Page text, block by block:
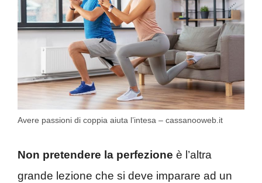
Avere passioni di coppia aiuta l’intesa – cassanooweb.it
Non pretendere la perfezione è l’altra
grande lezione che si deve imparare ad un